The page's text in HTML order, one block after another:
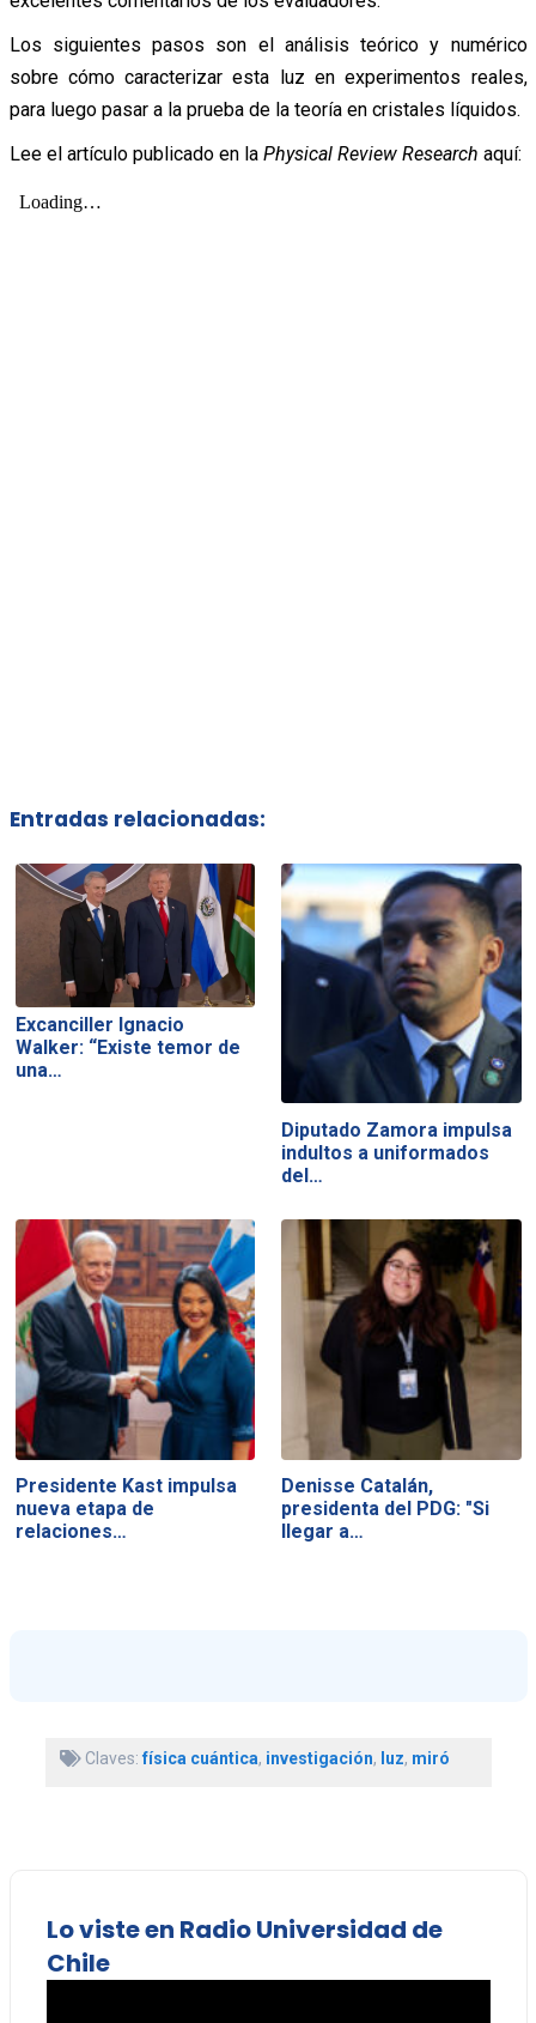
Los siguientes pasos son el análisis teórico y numérico
sobre cómo caracterizar esta luz en experimentos reales,
para luego pasar a la prueba de la teoría en cristales líquidos.
Lee el artículo publicado en la Physical Review Research aquí:
Entradas relacionadas:
Excanciller Ignacio
Walker: “Existe temor de
una…
Diputado Zamora impulsa
indultos a uniformados
del…
Presidente Kast impulsa
nueva etapa de
relaciones…
Denisse Catalán,
presidenta del PDG: "Si
llegar a…
Claves:física cuántica, investigación, luz, miró
Lo viste en Radio Universidad de
Chile